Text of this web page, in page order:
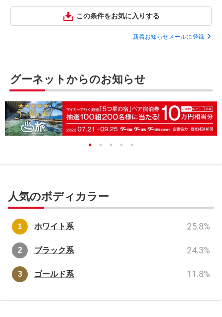
この条件をお気に入りする
新着お知らせメールに登録
グーネットからのお知らせ
人気のボディカラー
ホワイト系 25.8%
ブラック系 24.3%
ゴールド系 11.8%